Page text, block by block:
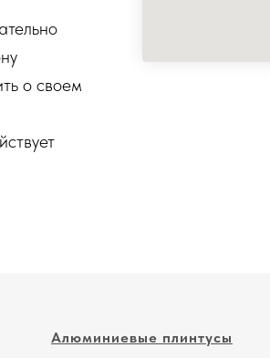
о своем
Алюминиевые плинтусы